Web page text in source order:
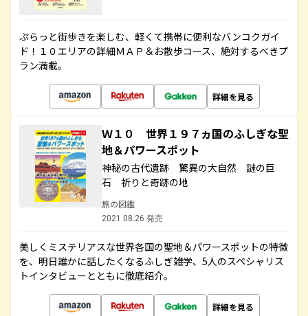
ぷらっと街歩きを楽しむ、軽くて携帯に便利なバンコクガイ
ド！１０エリアの詳細ＭＡＰ＆お散歩コース、絶対するべきプ
ラン満載。
詳細を見る
Ｗ１０ 世界１９７ヵ国のふしぎな聖
地＆パワースポット
神秘の古代遺跡 驚異の大自然 謎の巨
石 祈りと奇跡の地
旅の図鑑
2021.08.26 発売
美しくミステリアスな世界各国の聖地＆パワースポットの特徴
を、明日誰かに話したくなるふしぎ雑学、5人のスペシャリス
トインタビューとともに徹底紹介。
詳細を見る